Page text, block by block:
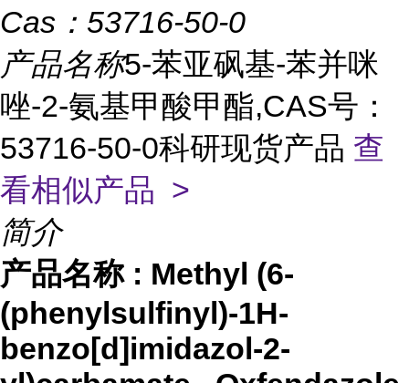
Cas： 53716-50-0
产品名称5-苯亚砜基-苯并咪
唑-2-氨基甲酸甲酯,CAS号：
53716-50-0科研现货产品 查
看相似产品 >
简介
产品名称 : Methyl (6-
(phenylsulfinyl)-1H-
benzo[d]imidazol-2-